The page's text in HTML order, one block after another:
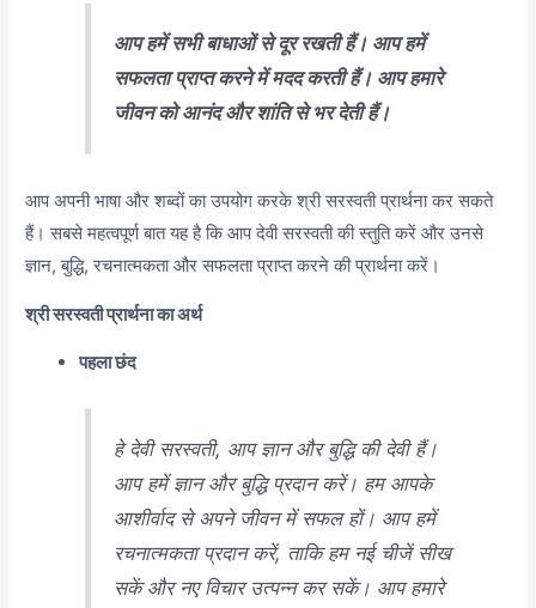
आप हमें सभी बाधाओं से दूर रखती हैं। आप हमें
सफलता प्राप्त करने में मदद करती हैं। आप हमारे
जीवन को आनंद और शांति से भर देती हैं।
आप अपनी भाषा और शब्दों का उपयोग करके श्री सरस्वती प्रार्थना कर सकते
हैं। सबसे महत्वपूर्ण बात यह है कि आप देवी सरस्वती की स्तुति करें और उनसे
ज्ञान, बुद्धि, रचनात्मकता और सफलता प्राप्त करने की प्रार्थना करें।
श्री सरस्वती प्रार्थना का अर्थ
पहला छंद
हे देवी सरस्वती, आप ज्ञान और बुद्धि की देवी हैं।
आप हमें ज्ञान और बुद्धि प्रदान करें। हम आपके
आशीर्वाद से अपने जीवन में सफल हों। आप हमें
रचनात्मकता प्रदान करें, ताकि हम नई चीजें सीख
सकें और नए विचार उत्पन्न कर सकें। आप हमारे